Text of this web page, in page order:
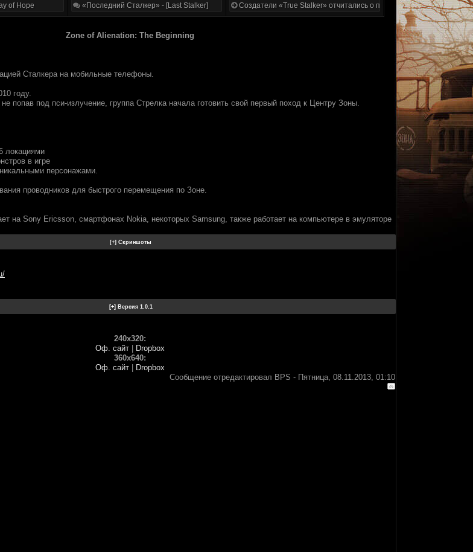
of Hope
«Последний Сталкер» - [Last Stalker]
Создатели «True Stalker» отчитались о проделанной работе
Zone of Alienation: The Beginning
Сталкера на мобильные телефоны.
году.
попав под пси-излучение, группа Стрелка начала готовить свой первый поход к Центру Зоны.
локациями
в игре
персонажами.
проводников для быстрого перемещения по Зоне.
на Sony Ericsson, смартфонах Nokia, некоторых Samsung, также работает на компьютере в эмуляторе
240x320:
Оф. сайт
Dropbox
360x640:
Оф. сайт
Dropbox
Сообщение отредактировал BPS - Пятница, 08.11.2013, 01:10